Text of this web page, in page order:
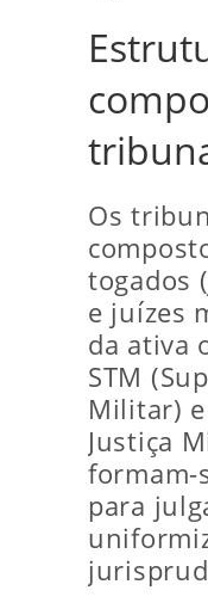
Os
togados
e juízes
da ativa
STM
Militar)
Justiça
formam-
para